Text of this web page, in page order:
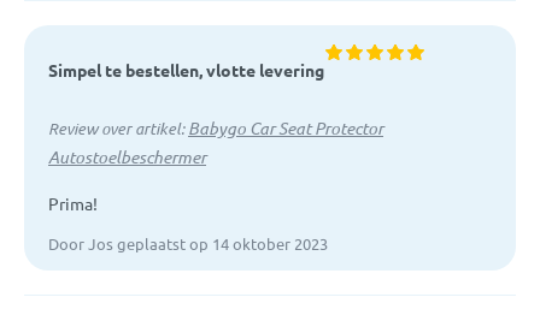
Simpel te bestellen, vlotte levering
Review over artikel:Babygo Car Seat Protector
Autostoelbeschermer
Prima!
Door Jos geplaatst op 14 oktober 2023